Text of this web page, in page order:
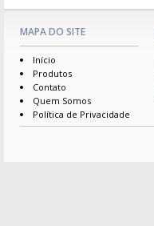
MAPA DO SITE
Início
Produtos
Contato
Quem Somos
Política de Privacidade